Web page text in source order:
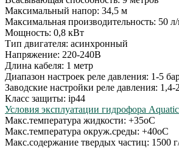
Максимальный напор: 34,5 м
Максимальная производительность: 50
Мощность: 0,8 кВт
Тип двигателя: асинхронный
Напряжение: 220-240В
Длина кабеля: 1 метр
Диапазон настроек реле давления: 1-5
Заводские настройки реле давления: 1,4-
Класс защиты: ip44
Условия эксплуатации гидрофора
Макс.температура жидкости: +35оС
Макс.температура окруж.среды: +40оС
Макс.содержание твердых частиц: 1500